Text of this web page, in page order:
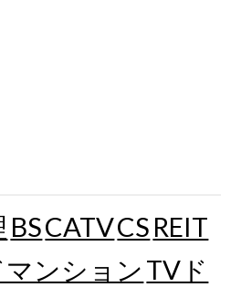
BSCATVCS REIT
ンション TVド